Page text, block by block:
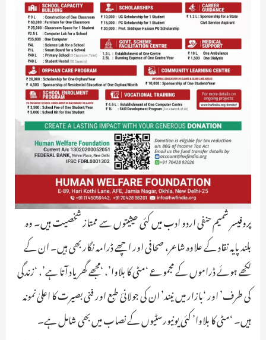
پروفیسر شمیم حنفی اردو ادب میں کئی حیثیتوں سے ممتاز شخصیت ہیں۔ وہ
بلند پایہ نقاد کے علاوہ شاعر، صحافی اور اچھے ڈرامہ نگار بھی ہیں۔ ان کے
لکھے ہوئے ڈراموں کے مجموعے ‘مٹی کا بلاوا’، ‘مجھے گھر یاد آتا ہے’، ‘زندگی
کی طرف’ اور ‘بازار میں نیند’ ان کی جولانیٔ طبع اور فنی بصیرت کا اعلیٰ نمونہ
ہیں۔ ‘مٹی کا بلاوا’ کئی یونیورسٹیوں کے نصاب میں بھی شامل ہے۔